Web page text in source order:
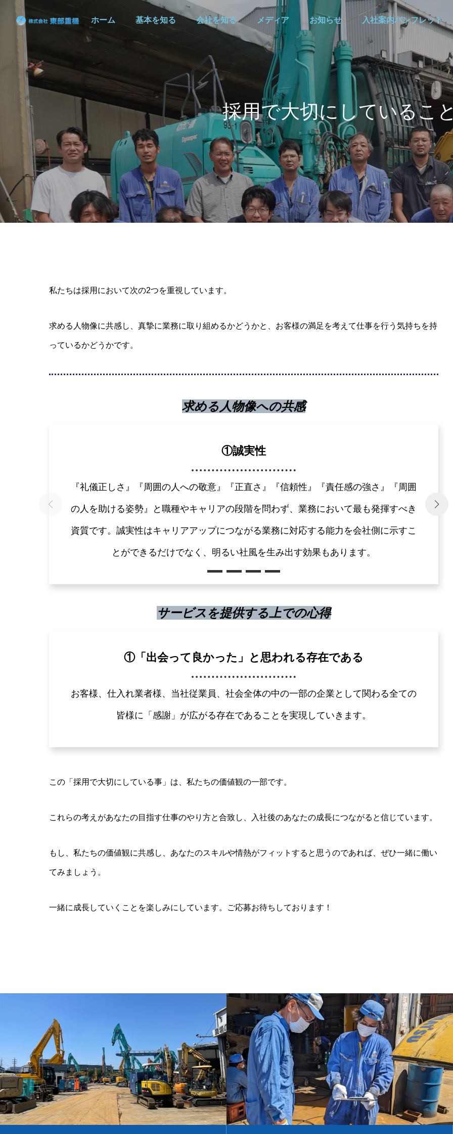
ホーム 基本を知る 会社を知る メディア お知らせ 入社案内パンフレット
採用で大切にしているこ
私たちは採用において次の2つを重視しています。
求める人物像に共感し、真摯に業務に取り組めるかどうかと、お客様の満足を考えて仕事を行う気持ちを持
っているかどうかです。
求める人物像への共感
①誠実性
『礼儀正しさ』『周囲の人への敬意』『正直さ』『信頼性』『責任感の強さ』『周囲
の人を助ける姿勢』と職種やキャリアの段階を問わず、業務において最も発揮すべき
資質です。誠実性はキャリアアップにつながる業務に対応する能力を会社側に示すこ
とができるだけでなく、明るい社風を生み出す効果もあります。
②自立心
仕事を通じて主体的に取り組み自分を成長させたいと思う心を大事にしています。例
えば仕事を通して失敗してしまった時、なぜミスが起こってしまったのか・原因は何
だったのか・同じミスを繰り返さないようどう取り組んでいくかのかといった振り返
りから計画を立て行動に移します。
サービスを提供する上での心得
①「出会って良かった」と思われる存在である
お客様、仕入れ業者様、当社従業員、社会全体の中の一部の企業として関わる全ての
皆様に「感謝」が広がる存在であることを実現していきます。
この「採用で大切にしている事」は、私たちの価値観の一部です。
これらの考えがあなたの目指す仕事のやり方と合致し、入社後のあなたの成長につながると信じています。
もし、私たちの価値観に共感し、あなたのスキルや情熱がフィットすると思うのであれば、ぜひ一緒に働い
てみましょう。
一緒に成長していくことを楽しみにしています。ご応募お待ちしております！